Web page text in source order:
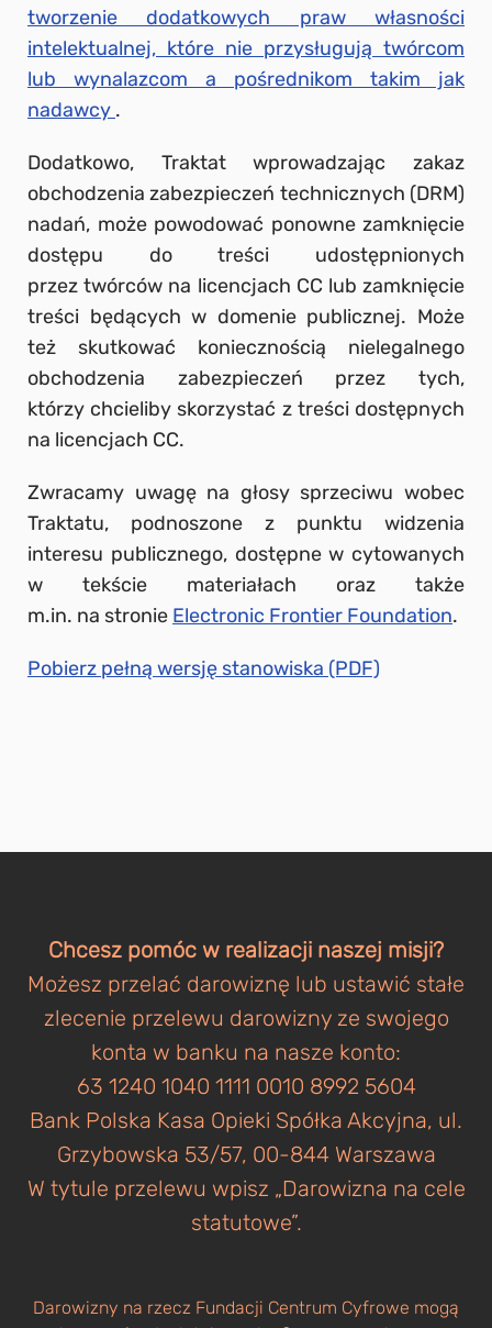
tworzenie dodatkowych praw własności
intelektualnej, które nie przysługują twórcom
lub wynalazcom a pośrednikom takim jak
nadawcy .
Dodatkowo, Traktat wprowadzając zakaz
obchodzenia zabezpieczeń technicznych (DRM)
nadań, może powodować ponowne zamknięcie
dostępu do treści udostępnionych
przez twórców na licencjach CC lub zamknięcie
treści będących w domenie publicznej. Może
też skutkować koniecznością nielegalnego
obchodzenia zabezpieczeń przez tych,
którzy chcieliby skorzystać z treści dostępnych
na licencjach CC.
Zwracamy uwagę na głosy sprzeciwu wobec
Traktatu, podnoszone z punktu widzenia
interesu publicznego, dostępne w cytowanych
w tekście materiałach oraz także
m.in. na stronie Electronic Frontier Foundation.
Pobierz pełną wersję stanowiska (PDF)
Chcesz pomóc w realizacji naszej misji?
Możesz przelać darowiznę lub ustawić stałe
zlecenie przelewu darowizny ze swojego
konta w banku na nasze konto:
63 1240 1040 1111 0010 8992 5604
Bank Polska Kasa Opieki Spółka Akcyjna, ul.
Grzybowska 53/57, 00-844 Warszawa
W tytule przelewu wpisz „Darowizna na cele
statutowe”.
Darowizny na rzecz Fundacji Centrum Cyfrowe mogą